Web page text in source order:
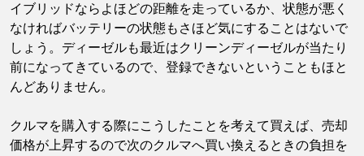
イブリッドならよほどの距離を走っているか、状態が悪く
なければバッテリーの状態もさほど気にすることはないで
しょう。ディーゼルも最近はクリーンディーゼルが当たり
前になってきているので、登録できないということもほと
んどありません。
クルマを購入する際にこうしたことを考えて買えば、売却
価格が上昇するので次のクルマへ買い換えるときの負担を